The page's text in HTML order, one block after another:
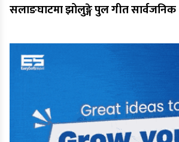
सलाङघाटमा झोलुङ्गे पुल गीत सार्वजनिक